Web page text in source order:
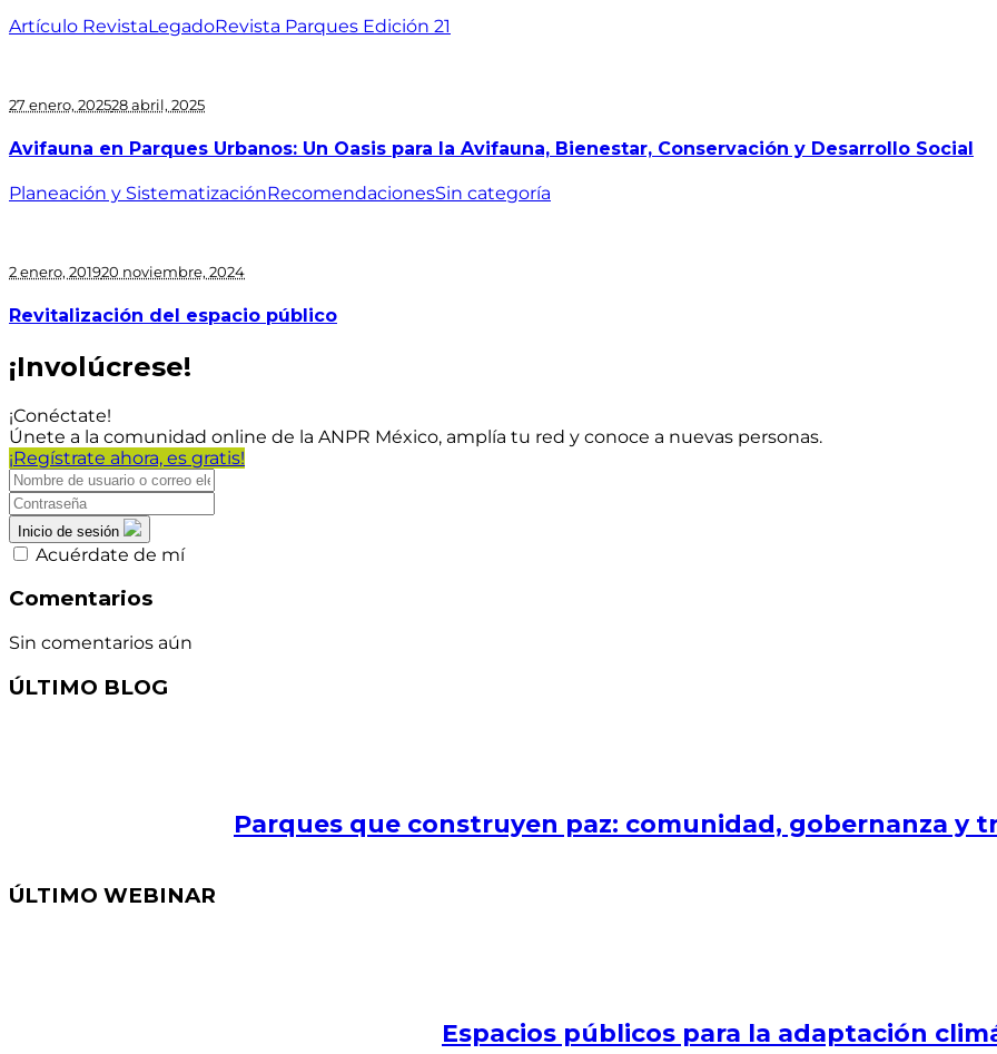
Artículo RevistaLegadoRevista Parques Edición 21
27 enero, 202528 abril, 2025
Avifauna en Parques Urbanos: Un Oasis para la Avifauna, Bienestar, Conservación y Desarrollo Social
Planeación y SistematizaciónRecomendacionesSin categoría
2 enero, 201920 noviembre, 2024
Revitalización del espacio público
¡Involúcrese!
¡Conéctate!
Únete a la comunidad online de la ANPR México, amplía tu red y conoce a nuevas personas.
¡Regístrate ahora, es gratis!
Inicio de sesión
Acuérdate de mí
Comentarios
Sin comentarios aún
ÚLTIMO BLOG
Parques que construyen paz: comunidad, gobernanza y
ÚLTIMO WEBINAR
Espacios públicos para la adaptación